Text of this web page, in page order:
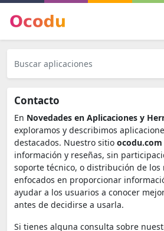
Contacto
En Novedades en Aplicaciones y
exploramos y describimos
destacados. Nuestro sitio ocodu.com
información y reseñas, sin
soporte técnico, o distribución de los
enfocados en proporcionar
ayudar a los usuarios a conocer
antes de decidirse a usarla.
Si tienes alguna consulta sobre